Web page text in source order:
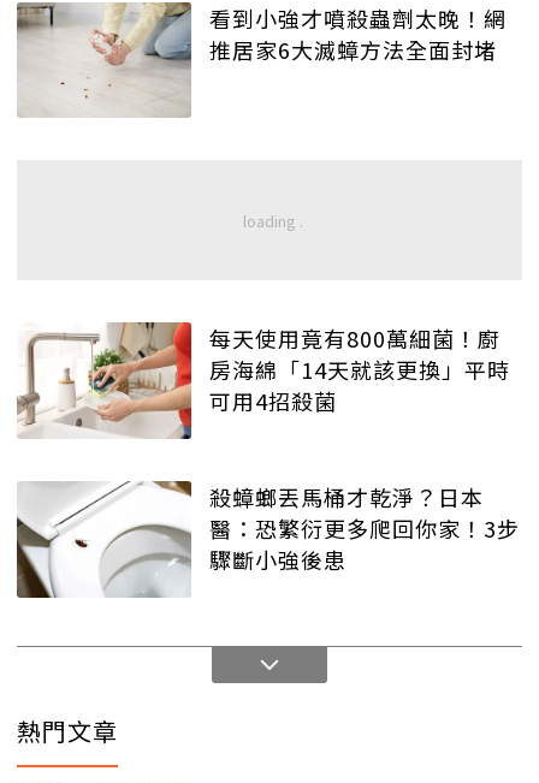
看到小強才噴殺蟲劑太晚！網
推居家6大滅蟑方法全面封堵
每天使用竟有800萬細菌！廚
房海綿「14天就該更換」平時
可用4招殺菌
殺蟑螂丟馬桶才乾淨？日本
醫：恐繁衍更多爬回你家！3步
驟斷小強後患
熱門文章